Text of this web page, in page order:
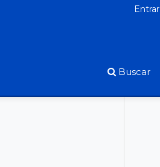
Buscar
Entrar